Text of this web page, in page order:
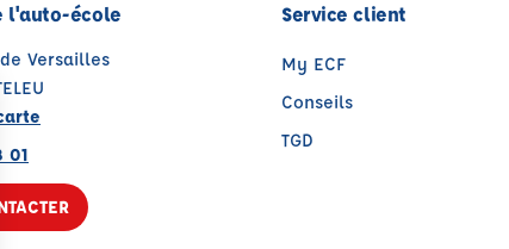
l'auto-école
Versailles
01
Service client
My ECF
Conseils
TGD